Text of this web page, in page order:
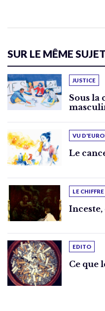
SUR LE MÊME SUJET
JUSTICE
Sous la
VU
Le
LE CHIFFRE
Inceste,
EDITO
Ce que